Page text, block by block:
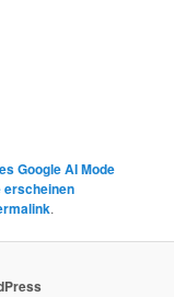
Google AI Mode
erscheinen
.